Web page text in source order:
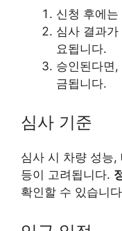
신청 후에
심사 결과
요됩니다.
승인된다면
금됩니다.
심사 기준
심사 시 차량 성능,
등이 고려됩니다.
확인할 수 있습니